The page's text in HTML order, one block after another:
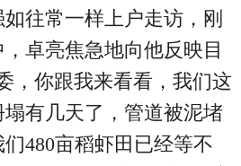
往常一样上户走访，刚
卓亮焦急地向他反映目
，你跟我来看看，我们这
有几天了，管道被泥堵
480亩稻虾田已经等不